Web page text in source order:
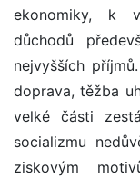
ekonomiky, k
důchodů
nejvyšších
doprava, těžba
velké části
socializmu
ziskovým